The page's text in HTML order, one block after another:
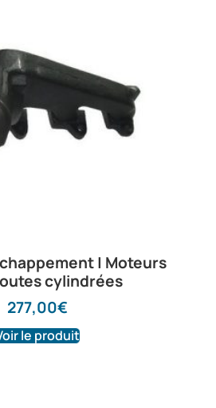
| Moteurs
cylindrées
277,00€
le produit